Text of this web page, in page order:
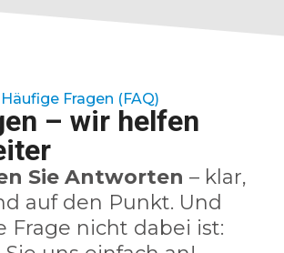
Häufige Fragen (FAQ)
– wir helfen
Sie Antworten – klar,
auf den Punkt. Und
Frage nicht dabei ist: